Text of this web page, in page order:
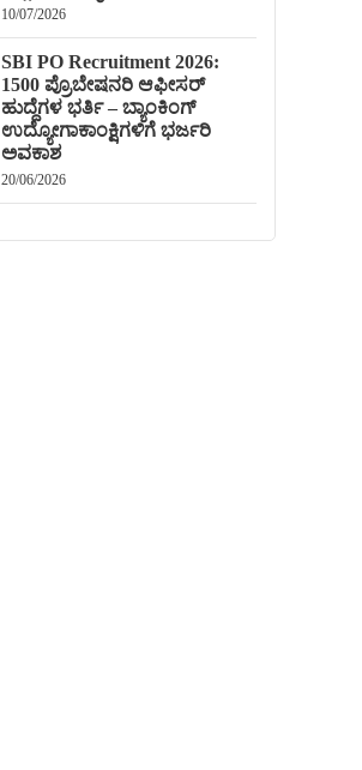
10/07/2026
SBI PO Recruitment 2026:
1500 ಪ್ರೊಬೇಷನರಿ ಆಫೀಸರ್
ಹುದ್ದೆಗಳ ಭರ್ತಿ – ಬ್ಯಾಂಕಿಂಗ್
ಉದ್ಯೋಗಾಕಾಂಕ್ಷಿಗಳಿಗೆ ಭರ್ಜರಿ
ಅವಕಾಶ
20/06/2026